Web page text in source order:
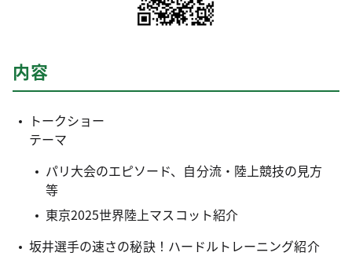
内容
トークショー
テーマ
パリ大会のエピソード、自分流・陸上競技の見方
等
東京2025世界陸上マスコット紹介
坂井選手の速さの秘訣！ハードルトレーニング紹介